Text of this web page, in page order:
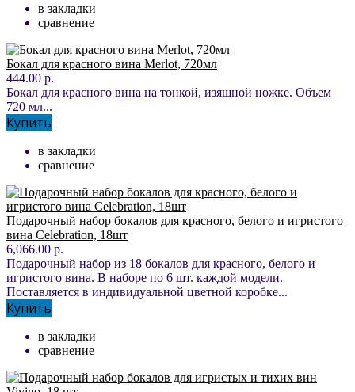
в закладки
сравнение
Бокал для красного вина Merlot, 720мл
444.00 р.
Бокал для красного вина на тонкой, изящной ножке. Объем
720 мл...
Купить
в закладки
сравнение
Подарочный набор бокалов для красного, белого и игристого
вина Celebration, 18шт
6,066.00 р.
Подарочный набор из 18 бокалов для красного, белого и
игристого вина. В наборе по 6 шт. каждой модели.
Поставляется в индивидуальной цветной коробке...
Купить
в закладки
сравнение